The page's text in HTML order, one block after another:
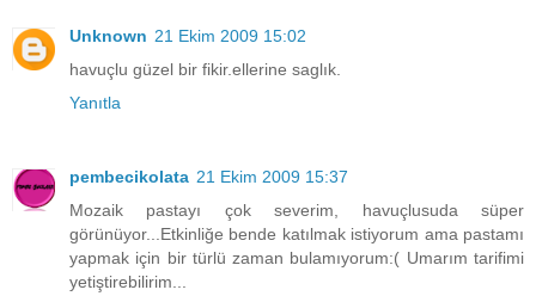
Unknown 21 Ekim 2009 15:02
havuçlu güzel bir fikir.ellerine saglık.
Yanıtla
pembecikolata 21 Ekim 2009 15:37
Mozaik pastayı çok severim, havuçlusuda süper
görünüyor...Etkinliğe bende katılmak istiyorum ama pastamı
yapmak için bir türlü zaman bulamıyorum:( Umarım tarifimi
yetiştirebilirim...